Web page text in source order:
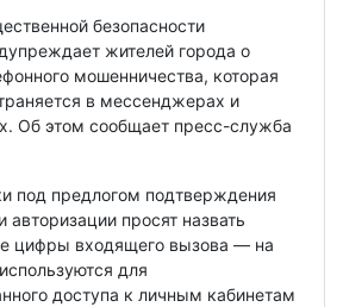
безопасности
жителей города о
мошенничества, которая
в мессенджерах и
Об этом сообщает пресс-служба
под предлогом подтверждения
авторизации просят назвать
цифры входящего вызова — на
для
доступа к личным кабинетам